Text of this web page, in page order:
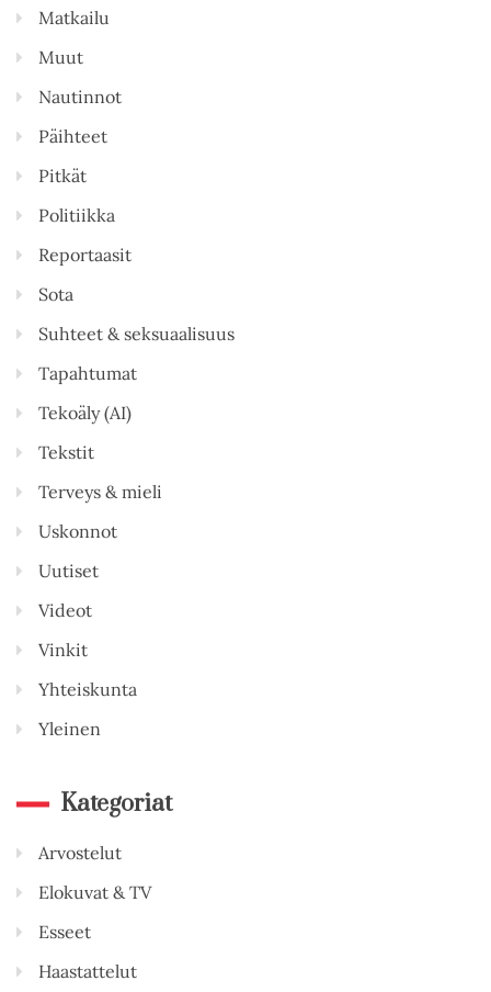
Matkailu
Muut
Nautinnot
Päihteet
Pitkät
Politiikka
Reportaasit
Sota
Suhteet & seksuaalisuus
Tapahtumat
Tekoäly (AI)
Tekstit
Terveys & mieli
Uskonnot
Uutiset
Videot
Vinkit
Yhteiskunta
Yleinen
Kategoriat
Arvostelut
Elokuvat & TV
Esseet
Haastattelut